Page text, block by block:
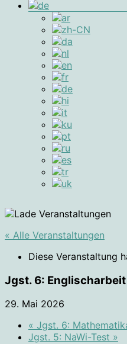
« Alle Veranstaltungen
Diese Veranstaltung
Jgst. 6: Englischarbeit
29. Mai 2026
« Jgst. 6:
Jgst. 5: NaWi-Test »